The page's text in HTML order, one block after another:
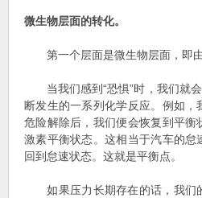
微生物层面的转化。
第一个层面是微生物层面，即由
当我们感到“恐惧”时，我们就会
断发生的一系列化学反应。例如
危险解除后，我们便会恢复到平
激素平衡状态。这相当于汽车的
回到怠速状态。这就是平衡点。
如果压力长期存在的话，我们